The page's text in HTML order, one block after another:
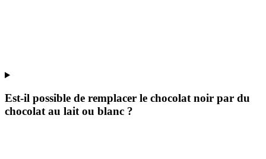
Est-il possible de remplacer le chocolat noir par du
chocolat au lait ou blanc ?